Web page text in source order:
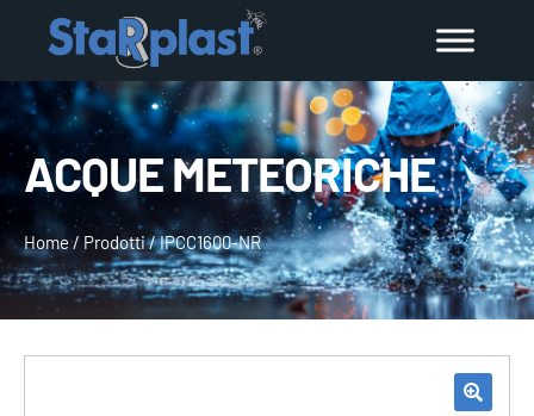
ACQUE METEORICHE
Home/ Prodotti/IPCC1600-NR